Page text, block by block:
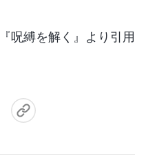
呪縛を解く』より引用